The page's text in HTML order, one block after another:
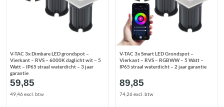
V-TAC 3x Dimbare LED grondspot –
Vierkant – RVS – 6000K daglicht wit – 5
Watt – IP65 straal waterdicht – 3 jaar
garantie
59,85
49,46 excl. btw
V-TAC 3x Smart LED Grondspot –
Vierkant – RVS – RGBWW – 5 Watt –
IP65 straal waterdicht – 2 jaar garantie
89,85
74,26 excl. btw